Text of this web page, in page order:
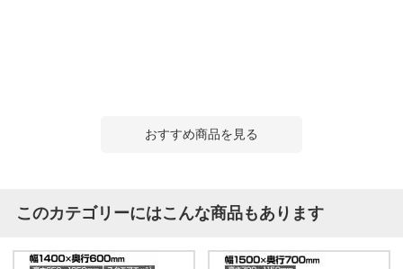
おすすめ商品を見る
このカテゴリーにはこんな商品もあります